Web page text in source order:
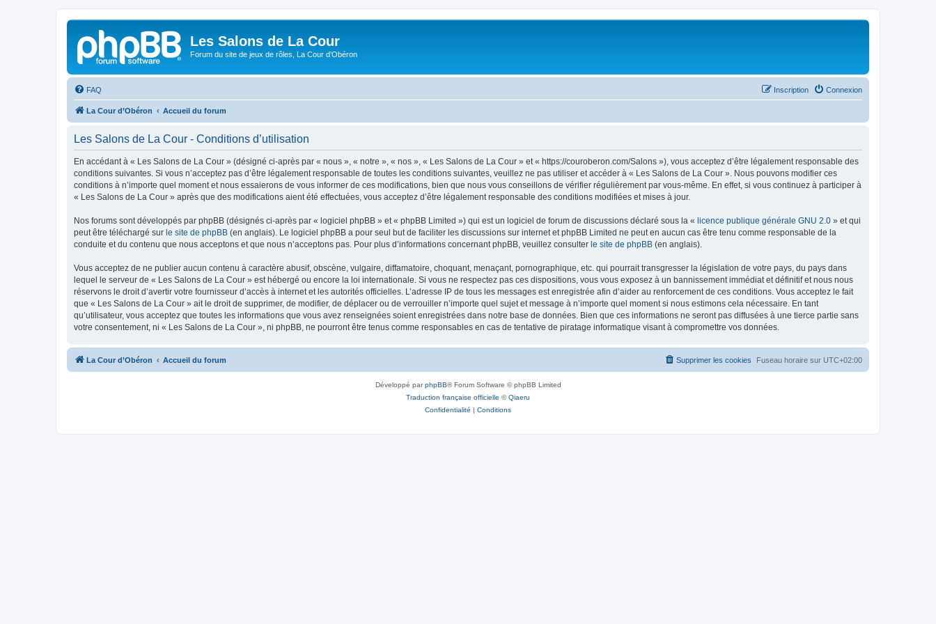
Les Salons de La Cour
Forum du site de jeux de rôles, La Cour d’Obéron
FAQ Connexion
Inscription
La Cour d’Obéron Accueil du forum
Les Salons de La Cour - Conditions d’utilisation
En accédant à « Les Salons de La Cour » (désigné ci-après par « nous », « notre », « nos », « Les Salons de La Cour » et « https://couroberon.com/Salons »), vous acceptez d’être légalement responsable des
conditions suivantes. Si vous n’acceptez pas d’être légalement responsable de toutes les conditions suivantes, veuillez ne pas utiliser et accéder à « Les Salons de La Cour ». Nous pouvons modifier ces
conditions à n’importe quel moment et nous essaierons de vous informer de ces modifications, bien que nous vous conseillons de vérifier régulièrement par vous-même. En effet, si vous continuez à participer à
« Les Salons de La Cour » après que des modifications aient été effectuées, vous acceptez d’être légalement responsable des conditions modifiées et mises à jour.
Nos forums sont développés par phpBB (désignés ci-après par « logiciel phpBB » et « phpBB Limited ») qui est un logiciel de forum de discussions déclaré sous la « licence publique générale GNU 2.0 » et qui
peut être téléchargé sur le site de phpBB (en anglais). Le logiciel phpBB a pour seul but de faciliter les discussions sur internet et phpBB Limited ne peut en aucun cas être tenu comme responsable de la
conduite et du contenu que nous acceptons et que nous n’acceptons pas. Pour plus d’informations concernant phpBB, veuillez consulter le site de phpBB (en anglais).
Vous acceptez de ne publier aucun contenu à caractère abusif, obscène, vulgaire, diffamatoire, choquant, menaçant, pornographique, etc. qui pourrait transgresser la législation de votre pays, du pays dans
lequel le serveur de « Les Salons de La Cour » est hébergé ou encore la loi internationale. Si vous ne respectez pas ces dispositions, vous vous exposez à un bannissement immédiat et définitif et nous nous
réservons le droit d’avertir votre fournisseur d’accès à internet et les autorités officielles. L’adresse IP de tous les messages est enregistrée afin d’aider au renforcement de ces conditions. Vous acceptez le fait
que « Les Salons de La Cour » ait le droit de supprimer, de modifier, de déplacer ou de verrouiller n’importe quel sujet et message à n’importe quel moment si nous estimons cela nécessaire. En tant
qu’utilisateur, vous acceptez que toutes les informations que vous avez renseignées soient enregistrées dans notre base de données. Bien que ces informations ne seront pas diffusées à une tierce partie sans
votre consentement, ni « Les Salons de La Cour », ni phpBB, ne pourront être tenus comme responsables en cas de tentative de piratage informatique visant à compromettre vos données.
La Cour d’Obéron Accueil du forum Fuseau horaire sur UTC+02:00
Supprimer les cookies
Développé parphpBB® Forum Software © phpBB Limited
Traduction française officielle ©Qiaeru
Confidentialité | Conditions